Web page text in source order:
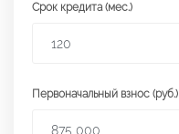
Срок кредита (мес.)
Первоначальный взнос (руб.)